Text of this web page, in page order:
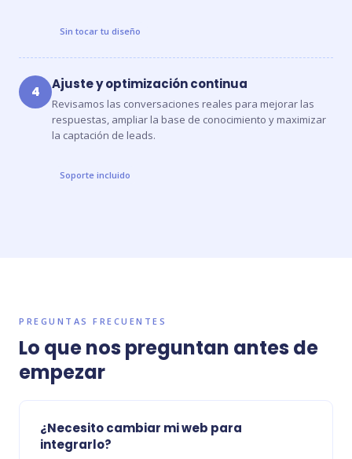
Sin tocar tu diseño
4 Ajuste y optimización continua
Revisamos las conversaciones reales para mejorar las
respuestas, ampliar la base de conocimiento y maximizar
la captación de leads.
Soporte incluido
PREGUNTAS FRECUENTES
Lo que nos preguntan antes de
empezar
¿Necesito cambiar mi web para
integrarlo?